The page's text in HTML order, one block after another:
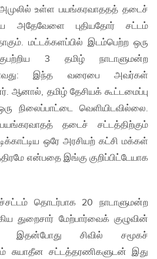
அமுலில் உள்ள பயங்கரவாததத் தடைச்
அதேவேளை புதியதோர் சட்டம்
மட்டக்களப்பில் இடம்பெற்ற ஒரு
3 தமிழ் நாடாளுமன்ற
இந்த வரைபை அவர்கள்
ஆனால், தமிழ் தேசியக் கூட்டமைப்பு
நிலைப்பாட்டை வெளியிடவில்லை.
தடைச் சட்டத்திற்கும்
ஒரே அரசியற் கட்சி மக்கள்
என்பதை இங்கு குறிப்பிட்டேயாக
தொடர்பாக 20 நாடாளுமன்ற
துறைசார் மேற்பார்வைக் குழுவின்
இதன்போது சிவில் சமூகச்
சுயாதீன சட்டத்தரணிகளுடன் இது